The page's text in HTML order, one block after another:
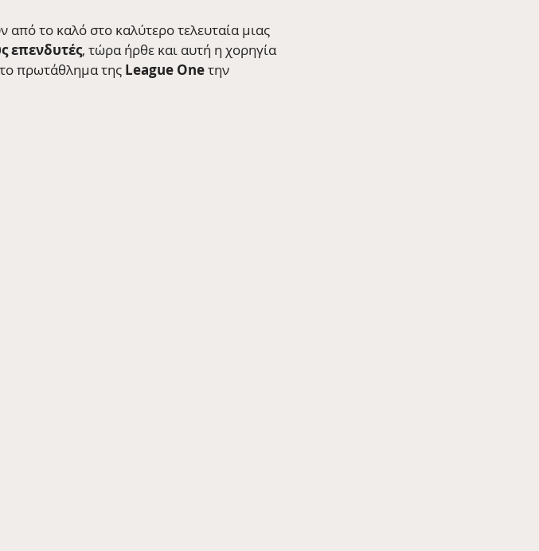
από το καλό στο καλύτερο τελευταία μιας
επενδυτές, τώρα ήρθε και αυτή η χορηγία
πρωτάθλημα της League One την